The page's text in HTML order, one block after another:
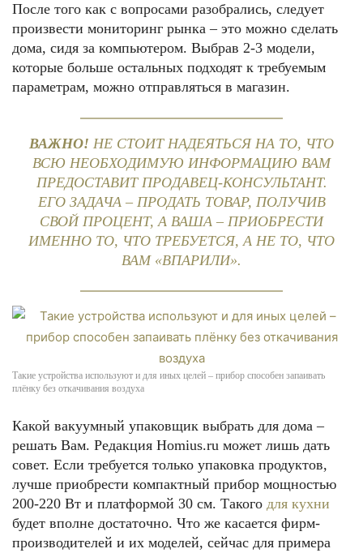
После того как с вопросами разобрались, следует
произвести мониторинг рынка – это можно сделать
дома, сидя за компьютером. Выбрав 2-3 модели,
которые больше остальных подходят к требуемым
параметрам, можно отправляться в магазин.
ВАЖНО! НЕ СТОИТ НАДЕЯТЬСЯ НА ТО, ЧТО
ВСЮ НЕОБХОДИМУЮ ИНФОРМАЦИЮ ВАМ
ПРЕДОСТАВИТ ПРОДАВЕЦ-КОНСУЛЬТАНТ.
ЕГО ЗАДАЧА – ПРОДАТЬ ТОВАР, ПОЛУЧИВ
СВОЙ ПРОЦЕНТ, А ВАША – ПРИОБРЕСТИ
ИМЕННО ТО, ЧТО ТРЕБУЕТСЯ, А НЕ ТО, ЧТО
ВАМ «ВПАРИЛИ».
Такие устройства используют и для иных целей – прибор способен запаивать
плёнку без откачивания воздуха
Какой вакуумный упаковщик выбрать для дома –
решать Вам. Редакция Homius.ru может лишь дать
совет. Если требуется только упаковка продуктов,
лучше приобрести компактный прибор мощностью
200-220 Вт и платформой 30 см. Такого для кухни
будет вполне достаточно. Что же касается фирм-
производителей и их моделей, сейчас для примера